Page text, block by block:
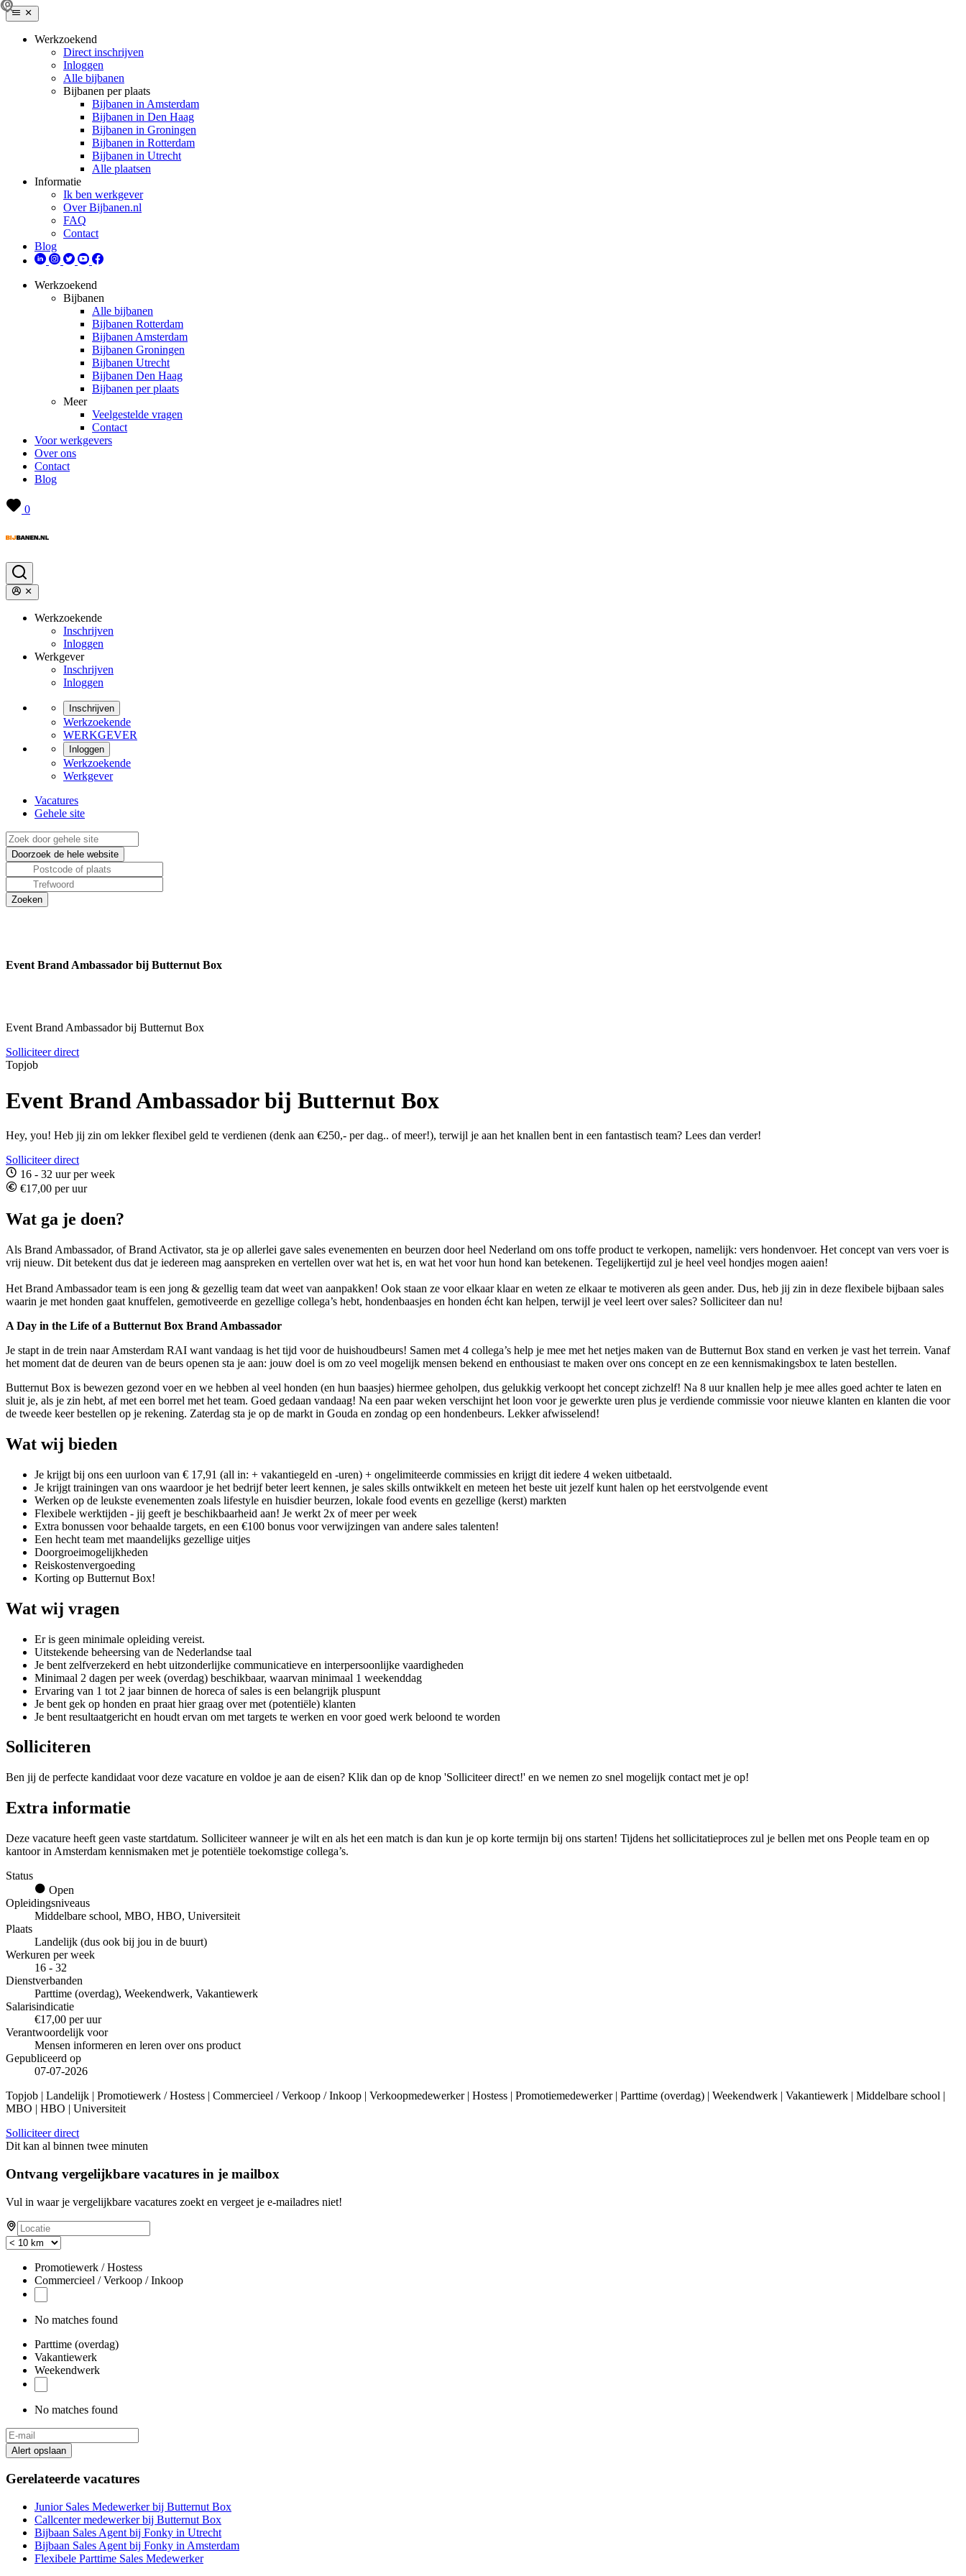
Werkzoekend
Direct inschrijven
Inloggen
Alle bijbanen
Bijbanen per plaats
Bijbanen in Amsterdam
Bijbanen in Den Haag
Bijbanen in Groningen
Bijbanen in Rotterdam
Bijbanen in Utrecht
Alle plaatsen
Informatie
Ik ben werkgever
Over Bijbanen.nl
FAQ
Contact
Blog
Werkzoekend
Bijbanen
Alle bijbanen
Bijbanen Rotterdam
Bijbanen Amsterdam
Bijbanen Groningen
Bijbanen Utrecht
Bijbanen Den Haag
Bijbanen per plaats
Meer
Veelgestelde vragen
Contact
Voor werkgevers
Over ons
Contact
Blog
0
Werkzoekende
Inschrijven
Inloggen
Werkgever
Inschrijven
Inloggen
Inschrijven
Werkzoekende
WERKGEVER
Inloggen
Werkzoekende
Werkgever
Vacatures
Gehele site
Event Brand Ambassador bij Butternut Box
Event Brand Ambassador bij Butternut Box
Solliciteer direct
Topjob
Event Brand Ambassador bij Butternut Box
Hey, you! Heb jij zin om lekker flexibel geld te verdienen (denk aan €250,- per dag.. of meer!), terwijl je aan het knallen bent in een fantastisch team? Lees dan verder!
Solliciteer direct
16 - 32 uur per week
€17,00 per uur
Wat ga je doen?
Als Brand Ambassador, of Brand Activator, sta je op allerlei gave sales evenementen en beurzen door heel Nederland om ons toffe product te verkopen, namelijk: vers hondenvoer. Het concept van vers voer is
vrij nieuw. Dit betekent dus dat je iedereen mag aanspreken en vertellen over wat het is, en wat het voor hun hond kan betekenen. Tegelijkertijd zul je heel veel hondjes mogen aaien!
Het Brand Ambassador team is een jong & gezellig team dat weet van aanpakken! Ook staan ze voor elkaar klaar en weten ze elkaar te motiveren als geen ander. Dus, heb jij zin in deze flexibele bijbaan sales
waarin je met honden gaat knuffelen, gemotiveerde en gezellige collega’s hebt, hondenbaasjes en honden écht kan helpen, terwijl je veel leert over sales? Solliciteer dan nu!
A Day in the Life of a Butternut Box Brand Ambassador
Je stapt in de trein naar Amsterdam RAI want vandaag is het tijd voor de huishoudbeurs! Samen met 4 collega’s help je mee met het netjes maken van de Butternut Box stand en verken je vast het terrein. Vanaf
het moment dat de deuren van de beurs openen sta je aan: jouw doel is om zo veel mogelijk mensen bekend en enthousiast te maken over ons concept en ze een kennismakingsbox te laten bestellen.
Butternut Box is bewezen gezond voer en we hebben al veel honden (en hun baasjes) hiermee geholpen, dus gelukkig verkoopt het concept zichzelf! Na 8 uur knallen help je mee alles goed achter te laten en
sluit je, als je zin hebt, af met een borrel met het team. Goed gedaan vandaag! Na een paar weken verschijnt het loon voor je gewerkte uren plus je verdiende commissie voor nieuwe klanten en klanten die voor
de tweede keer bestellen op je rekening. Zaterdag sta je op de markt in Gouda en zondag op een hondenbeurs. Lekker afwisselend!
Wat wij bieden
Je krijgt bij ons een uurloon van € 17,91 (all in: + vakantiegeld en -uren) + ongelimiteerde commissies en krijgt dit iedere 4 weken uitbetaald.
Je krijgt trainingen van ons waardoor je het bedrijf beter leert kennen, je sales skills ontwikkelt en meteen het beste uit jezelf kunt halen op het eerstvolgende event
Werken op de leukste evenementen zoals lifestyle en huisdier beurzen, lokale food events en gezellige (kerst) markten
Flexibele werktijden - jij geeft je beschikbaarheid aan! Je werkt 2x of meer per week
Extra bonussen voor behaalde targets, en een €100 bonus voor verwijzingen van andere sales talenten!
Een hecht team met maandelijks gezellige uitjes
Doorgroeimogelijkheden
Reiskostenvergoeding
Korting op Butternut Box!
Wat wij vragen
Er is geen minimale opleiding vereist.
Uitstekende beheersing van de Nederlandse taal
Je bent zelfverzekerd en hebt uitzonderlijke communicatieve en interpersoonlijke vaardigheden
Minimaal 2 dagen per week (overdag) beschikbaar, waarvan minimaal 1 weekenddag
Ervaring van 1 tot 2 jaar binnen de horeca of sales is een belangrijk pluspunt
Je bent gek op honden en praat hier graag over met (potentiële) klanten
Je bent resultaatgericht en houdt ervan om met targets te werken en voor goed werk beloond te worden
Solliciteren
Ben jij de perfecte kandidaat voor deze vacature en voldoe je aan de eisen? Klik dan op de knop 'Solliciteer direct!' en we nemen zo snel mogelijk contact met je op!
Extra informatie
Deze vacature heeft geen vaste startdatum. Solliciteer wanneer je wilt en als het een match is dan kun je op korte termijn bij ons starten! Tijdens het sollicitatieproces zul je bellen met ons People team en op
kantoor in Amsterdam kennismaken met je potentiële toekomstige collega’s.
Status
Open
Opleidingsniveaus
Middelbare school, MBO, HBO, Universiteit
Plaats
Landelijk (dus ook bij jou in de buurt)
Werkuren per week
16 - 32
Dienstverbanden
Parttime (overdag), Weekendwerk, Vakantiewerk
Salarisindicatie
€17,00 per uur
Verantwoordelijk voor
Mensen informeren en leren over ons product
Gepubliceerd op
07-07-2026
Topjob | Landelijk | Promotiewerk / Hostess | Commercieel / Verkoop / Inkoop | Verkoopmedewerker | Hostess | Promotiemedewerker | Parttime (overdag) | Weekendwerk | Vakantiewerk | Middelbare school |
MBO | HBO | Universiteit
Solliciteer direct
Dit kan al binnen twee minuten
Ontvang vergelijkbare vacatures in je mailbox
Vul in waar je vergelijkbare vacatures zoekt en vergeet je e-mailadres niet!
Promotiewerk / Hostess
Commercieel / Verkoop / Inkoop
No matches found
Parttime (overdag)
Vakantiewerk
Weekendwerk
No matches found
Alert opslaan
Gerelateerde vacatures
Junior Sales Medewerker bij Butternut Box
Callcenter medewerker bij Butternut Box
Bijbaan Sales Agent bij Fonky in Utrecht
Bijbaan Sales Agent bij Fonky in Amsterdam
Flexibele Parttime Sales Medewerker